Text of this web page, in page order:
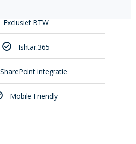
Exclusief BTW
Ishtar.365
SharePoint integratie
Mobile Friendly